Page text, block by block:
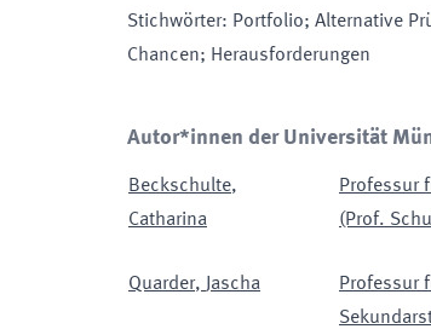
Stichwörter: Portfolio; Alternative
Chancen; Herausforderungen
Autor*innen der Universität
Beckschulte,
Catharina
Professur
(Prof.
Quarder, Jascha
Professur